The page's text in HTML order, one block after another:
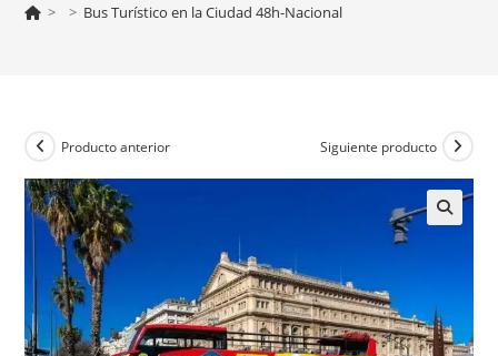
> > Bus Turístico en la Ciudad 48h-Nacional
Producto anterior Siguiente producto